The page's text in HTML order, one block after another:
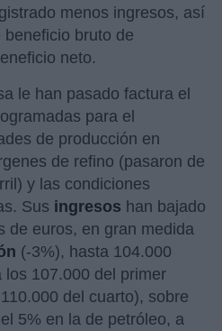
menos ingresos, así
bruto de
neto.
le han pasado factura el
para el
de producción en
de refino (pasaron de
y las condiciones
Sus ingresos han bajado
de euros, en gran medida
(-3%), hasta 104.000
los 107.000 del primer
del cuarto), sobre
5% en la de petróleo, a